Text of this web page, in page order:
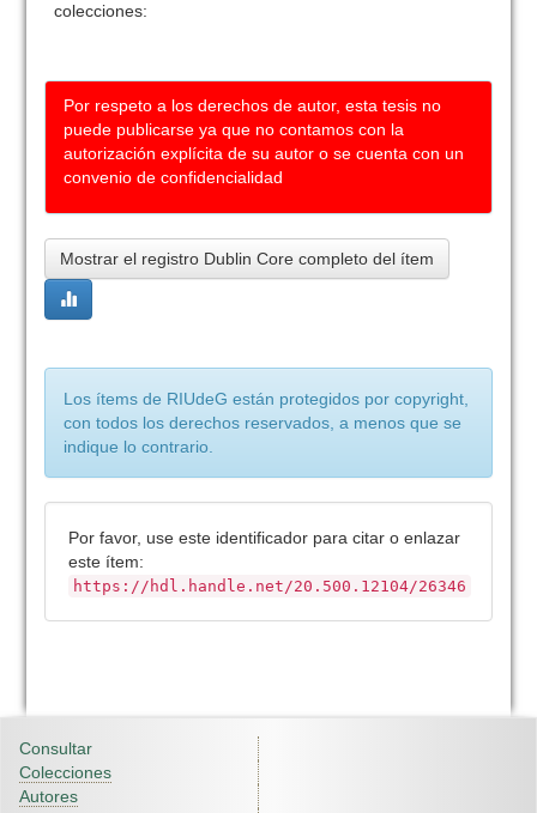
colecciones:
Por respeto a los derechos de autor, esta tesis no
puede publicarse ya que no contamos con la
autorización explícita de su autor o se cuenta con un
convenio de confidencialidad
Mostrar el registro Dublin Core completo del ítem
Los ítems de RIUdeG están protegidos por copyright,
con todos los derechos reservados, a menos que se
indique lo contrario.
Por favor, use este identificador para citar o enlazar
este ítem:
https://hdl.handle.net/20.500.12104/26346
Consultar
Colecciones
Autores